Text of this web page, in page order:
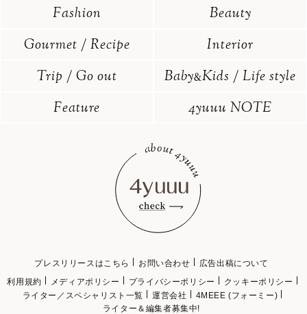
Fashion
Beauty
Gourmet / Recipe
Interior
Trip / Go out
Baby&Kids / Life style
Feature
4yuuu NOTE
プレスリリースはこちら お問い合わせ
広告出稿について
利用規約
メディアポリシー プライバシーポリシー
クッキーポリシー
ライター／スペシャリスト一覧
運営会社
4MEEE (フォーミー)
ライター＆編集者募集中!